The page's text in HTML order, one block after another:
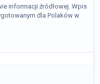
informacji źródłowej. Wpis
dla Polaków w